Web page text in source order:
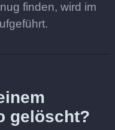
finden, wird im
gelöscht?